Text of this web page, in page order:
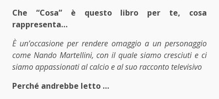
Che “Cosa” è questo libro per te, cosa
rappresenta…
È un’occasione per rendere omaggio a un personaggio
come Nando Martellini, con il quale siamo cresciuti e ci
siamo appassionati al calcio e al suo racconto televisivo
Perché andrebbe letto …